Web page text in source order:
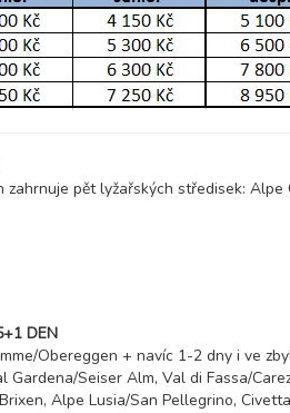
pět lyžařských středisek:
DEN
Obereggen + navíc 1-2 dny i ve
Seiser Alm, Val di Fassa/
Alpe Lusia/San Pellegrino, Civetta